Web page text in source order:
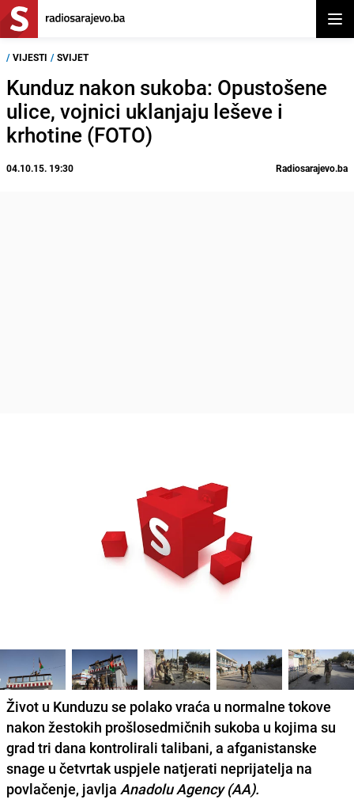
/ VIJESTI / SVIJET
Kunduz nakon sukoba: Opustošene
ulice, vojnici uklanjaju leševe i
krhotine (FOTO)
04.10.15. 19:30 Radiosarajevo.ba
Život u Kunduzu se polako vraća u normalne tokove
nakon žestokih prošlosedmičnih sukoba u kojima su
grad tri dana kontrolirali talibani, a afganistanske
snage u četvrtak uspjele natjerati neprijatelja na
povlačenje, javlja Anadolu Agency (AA).